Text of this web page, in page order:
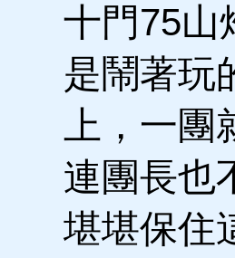
十門75山
是鬧著玩
上，一
連團長也
堪堪保住